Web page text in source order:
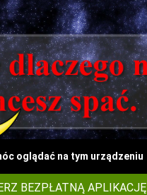
oglądać na tym urządzeniu
BEZPŁATNĄ APLIKACJĘ